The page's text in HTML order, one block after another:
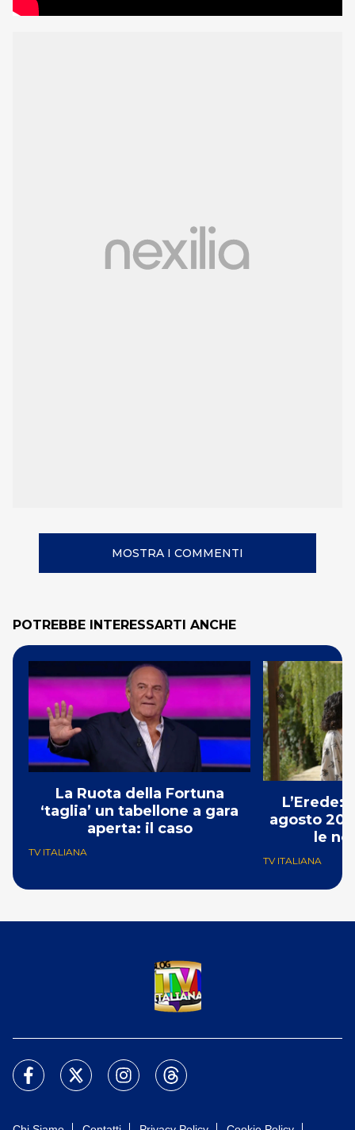
MOSTRA I COMMENTI
POTREBBE INTERESSARTI ANCHE
La Ruota della Fortuna
‘taglia’ un tabellone a gara
aperta: il caso
TV ITALIANA
L’Erede:
agosto
le
TV ITALIANA